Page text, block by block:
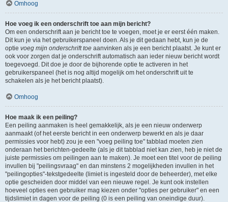
Omhoog
Hoe voeg ik een onderschrift toe aan mijn bericht?
Om een onderschrift aan je bericht toe te voegen, moet je er eerst één maken.
Dit kun je via het gebruikerspaneel doen. Als je dit gedaan hebt, kun je de
optie voeg mijn onderschrift toe aanvinken als je een bericht plaatst. Je kunt er
ook voor zorgen dat je onderschrift automatisch aan ieder nieuw bericht wordt
toegevoegd. Dit doe je door de bijhorende optie te activeren in het
gebruikerspaneel (het is nog altijd mogelijk om het onderschrift uit te
schakelen als je het bericht plaatst).
Omhoog
Hoe maak ik een peiling?
Een peiling aanmaken is heel gemakkelijk, als je een nieuw onderwerp
aanmaakt (of het eerste bericht in een onderwerp bewerkt en als je daar
permissies voor hebt) zou je een "voeg peiling toe" tabblad moeten zien
onderaan het berichten-gedeelte (als je dit tabblad niet kan zien, heb je niet de
juiste permissies om peilingen aan te maken). Je moet een titel voor de peiling
invullen bij "peilingsvraag" en dan minstens 2 mogelijkheden invullen in het
"peilingopties"-tekstgedeelte (limiet is ingesteld door de beheerder), met elke
optie gescheiden door middel van een nieuwe regel. Je kunt ook instellen
hoeveel opties een gebruiker mag kiezen onder "opties per gebruiker" en een
tijdslimiet in dagen voor de peiling (0 is een peiling van oneindige duur).